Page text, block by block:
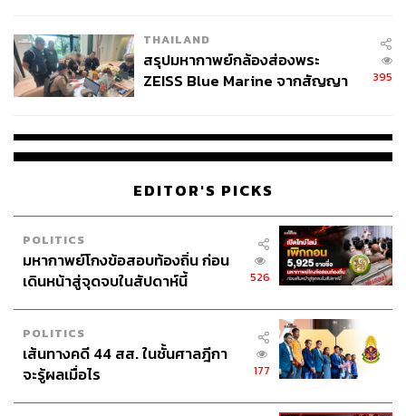
ABOUT THE AUTHOR
สำนักข่าวเศรษฐกิจ ธุรกิจ และการลงทุน โดย
ทีมข่าว THE STANDARD
THAILAND
สรุปมหากาพย์กล้องส่องพระ
ZEISS Blue Marine จากสัญญา
จ่ายหนี้-แอบระบุแบรนด์
395
EDITOR'S PICKS
POLITICS
มหากาพย์โกงข้อสอบท้องถิ่น ก่อน
เดินหน้าสู่จุดจบในสัปดาห์นี้
526
POLITICS
เส้นทางคดี 44 สส. ในชั้นศาลฎีกา
จะรู้ผลเมื่อไร
177